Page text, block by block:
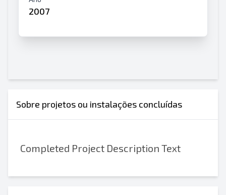
2007
Sobre projetos ou instalações concluídas
Completed Project Description Text